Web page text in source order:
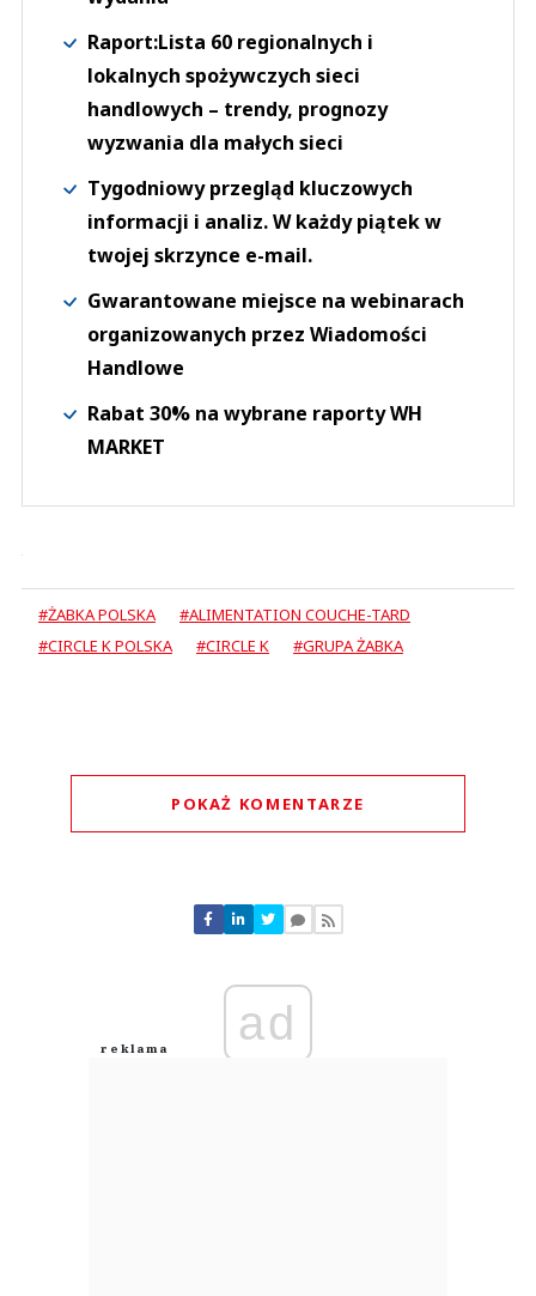
Raport:Lista 60 regionalnych i
lokalnych spożywczych sieci
handlowych – trendy, prognozy
wyzwania dla małych sieci
Tygodniowy przegląd kluczowych
informacji i analiz. W każdy piątek w
twojej skrzynce e-mail.
Gwarantowane miejsce na webinarach
organizowanych przez Wiadomości
Handlowe
Rabat 30% na wybrane raporty WH
MARKET
#ŻABKA POLSKA
#ALIMENTATION COUCHE-TARD
#CIRCLE K POLSKA
#CIRCLE K #GRUPA ŻABKA
POKAŻ KOMENTARZE
Nie znaleziono komentarzy
Zostaw swoje komentarze
Anuluj
ad